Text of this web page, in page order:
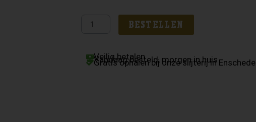
aantal
BESTELLEN
Veilig betalen
Vandaag besteld, morgen in huis
Gratis ophalen bij onze slijterij in Enschede